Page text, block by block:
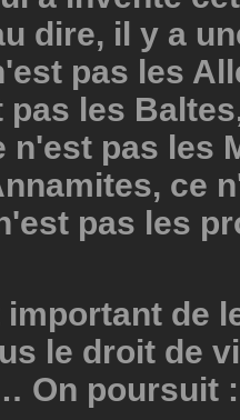
dire, il y a
pas les
pas les
n'est pas les
ce
pas les
important de
le droit de
On poursuit :